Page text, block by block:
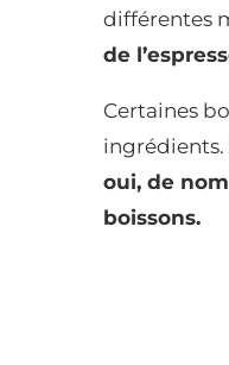
différentes
de
Certaines
ingrédients.
oui, de
boissons.